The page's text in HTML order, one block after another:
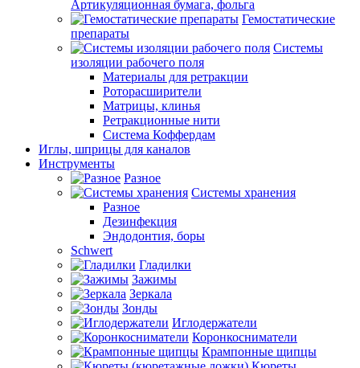
Артикуляционная бумага, фольга
Гемостатические
препараты
Системы
изоляции рабочего поля
Материалы для ретракции
Роторасширители
Матрицы, клинья
Ретракционные нити
Система Коффердам
Иглы, шприцы для каналов
Инструменты
Разное
Системы хранения
Разное
Дезинфекция
Эндодонтия, боры
Schwert
Гладилки
Зажимы
Зеркала
Зонды
Иглодержатели
Коронкосниматели
Крампонные щипцы